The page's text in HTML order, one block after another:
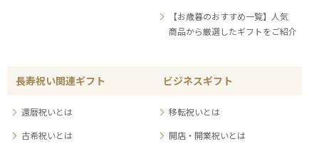
【お歳暮のおすすめ一覧】人気
商品から厳選したギフトをご紹介
長寿祝い関連ギフト
還暦祝いとは
古希祝いとは
ビジネスギフト
移転祝いとは
開店・開業祝いとは